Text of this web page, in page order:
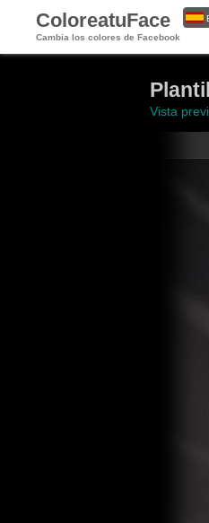
ColoreatuFace
Cambia los colores de Facebook
Vista